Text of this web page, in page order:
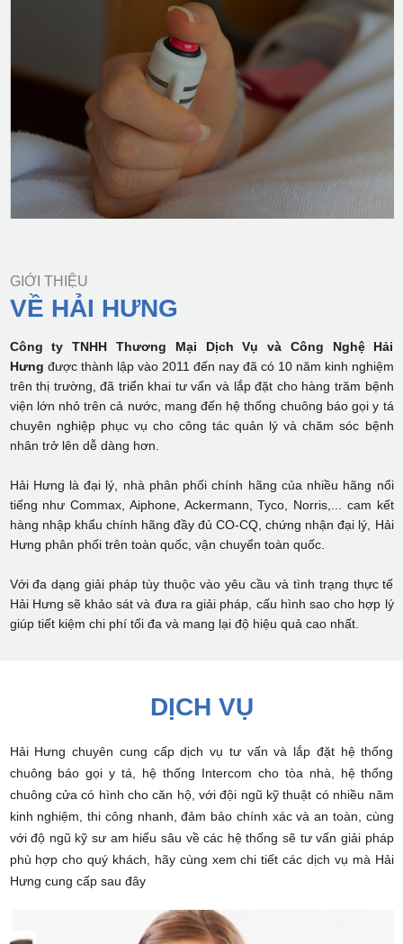
GIỚI THIỆU
VỀ HẢI HƯNG
Công ty TNHH Thương Mại Dịch Vụ và Công Nghệ Hải
Hưng được thành lập vào 2011 đến nay đã có 10 năm kinh nghiệm
trên thị trường, đã triển khai tư vấn và lắp đặt cho hàng trăm bệnh
viện lớn nhỏ trên cả nước, mang đến hệ thống chuông báo gọi y tá
chuyên nghiệp phục vụ cho công tác quản lý và chăm sóc bệnh
nhân trở lên dễ dàng hơn.
Hải Hưng là đại lý, nhà phân phối chính hãng của nhiều hãng nổi
tiếng như Commax, Aiphone, Ackermann, Tyco, Norris,... cam kết
hàng nhập khẩu chính hãng đầy đủ CO-CQ, chứng nhận đại lý, Hải
Hưng phân phối trên toàn quốc, vận chuyển toàn quốc.
Với đa dạng giải pháp tùy thuộc vào yêu cầu và tình trạng thực tế
Hải Hưng sẽ khảo sát và đưa ra giải pháp, cấu hình sao cho hợp lý
giúp tiết kiệm chi phí tối đa và mang lại độ hiệu quả cao nhất.
DỊCH VỤ
Hải Hưng chuyên cung cấp dịch vụ tư vấn và lắp đặt hệ thống
chuông báo gọi y tá, hệ thống Intercom cho tòa nhà, hệ thống
chuông cửa có hình cho căn hộ, với đội ngũ kỹ thuật có nhiều năm
kinh nghiệm, thi công nhanh, đảm bảo chính xác và an toàn, cùng
với độ ngũ kỹ sư am hiểu sâu về các hệ thống sẽ tư vấn giải pháp
phù hợp cho quý khách, hãy cùng xem chi tiết các dịch vụ mà Hải
Hưng cung cấp sau đây